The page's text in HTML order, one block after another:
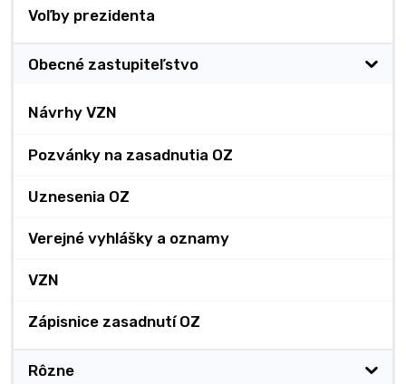
Voľby prezidenta
Obecné zastupiteľstvo
Návrhy VZN
Pozvánky na zasadnutia OZ
Uznesenia OZ
Verejné vyhlášky a oznamy
VZN
Zápisnice zasadnutí OZ
Rôzne